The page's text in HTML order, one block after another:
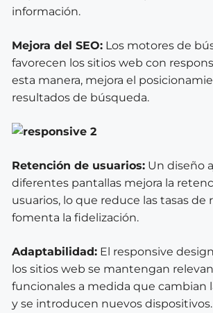
información.
Mejora del SEO: Los motores de
favorecen los sitios web con
esta manera, mejora el
resultados de búsqueda.
Retención de usuarios: Un diseño
diferentes pantallas mejora la
usuarios, lo que reduce las tasas de
fomenta la fidelización.
Adaptabilidad: El responsive
los sitios web se mantengan
funcionales a medida que cambian
y se introducen nuevos dispositivos.